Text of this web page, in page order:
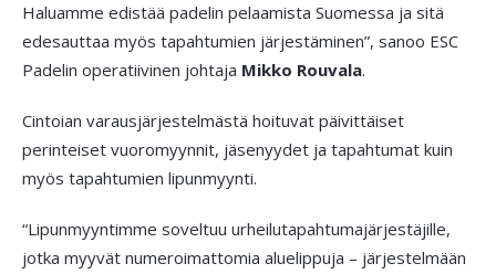
Haluamme edistää padelin pelaamista Suomessa ja sitä
edesauttaa myös tapahtumien järjestäminen”, sanoo ESC
Padelin operatiivinen johtaja Mikko Rouvala.
Cintoian varausjärjestelmästä hoituvat päivittäiset
perinteiset vuoromyynnit, jäsenyydet ja tapahtumat kuin
myös tapahtumien lipunmyynti.
“Lipunmyyntimme soveltuu urheilutapahtumajärjestäjille,
jotka myyvät numeroimattomia aluelippuja – järjestelmään